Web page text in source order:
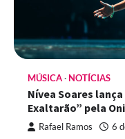
MÚSICA NOTÍCIAS
Nívea Soares
Exaltarão” pela
Rafael Ramos 6